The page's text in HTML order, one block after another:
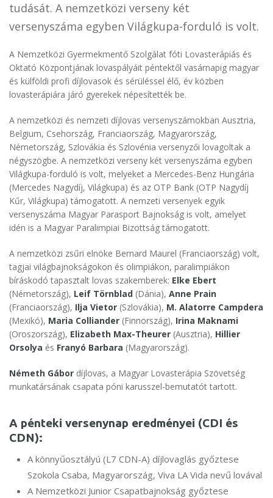
tudását. A nemzetközi verseny két
versenyszáma egyben Világkupa-forduló is volt.
A Nemzetközi Gyermekmentő Szolgálat fóti Lovasterápiás és
Oktató Központjának lovaspályáit péntektől vasárnapig magyar
és külföldi profi díjlovasok és sérüléssel élő, év közben
lovasterápiára járó gyerekek népesítették be.
A nemzetközi és nemzeti díjlovas versenyszámokban Ausztria,
Belgium, Csehország, Franciaország, Magyarország,
Németország, Szlovákia és Szlovénia versenyzői lovagoltak a
négyszögbe. A nemzetközi verseny két versenyszáma egyben
Világkupa-forduló is volt, melyeket a Mercedes-Benz Hungária
(Mercedes Nagydíj, Világkupa) és az OTP Bank (OTP Nagydíj
Kűr, Világkupa) támogatott. A nemzeti versenyek egyik
versenyszáma Magyar Parasport Bajnokság is volt, amelyet
idén is a Magyar Paralimpiai Bizottság támogatott.
A nemzetközi zsűri elnöke Bernard Maurel (Franciaország) volt,
tagjai világbajnokságokon és olimpiákon, paralimpiákon
bíráskodó tapasztalt lovas szakemberek: Elke Ebert
(Németország), Leif Törnblad (Dánia), Anne Prain
(Franciaország), Ilja Vietor (Szlovákia), M. Alatorre Campdera
(Mexikó), Maria Colliander (Finnország), Irina Maknami
(Oroszország), Elizabeth Max-Theurer (Ausztria), Hillier
Orsolya és Franyó Barbara (Magyarország).
Németh Gábor díjlovas, a Magyar Lovasterápia Szövetség
munkatársának csapata póni karusszel-bemutatót tartott.
A pénteki versenynap eredményei (CDI és
CDN):
A könnyűosztályú (L7 CDN-A) díjlovaglás győztese
Szokola Csaba, Magyarország, Viva LA Vida nevű lovával
A Nemzetközi Junior Csapatbajnokság győztese